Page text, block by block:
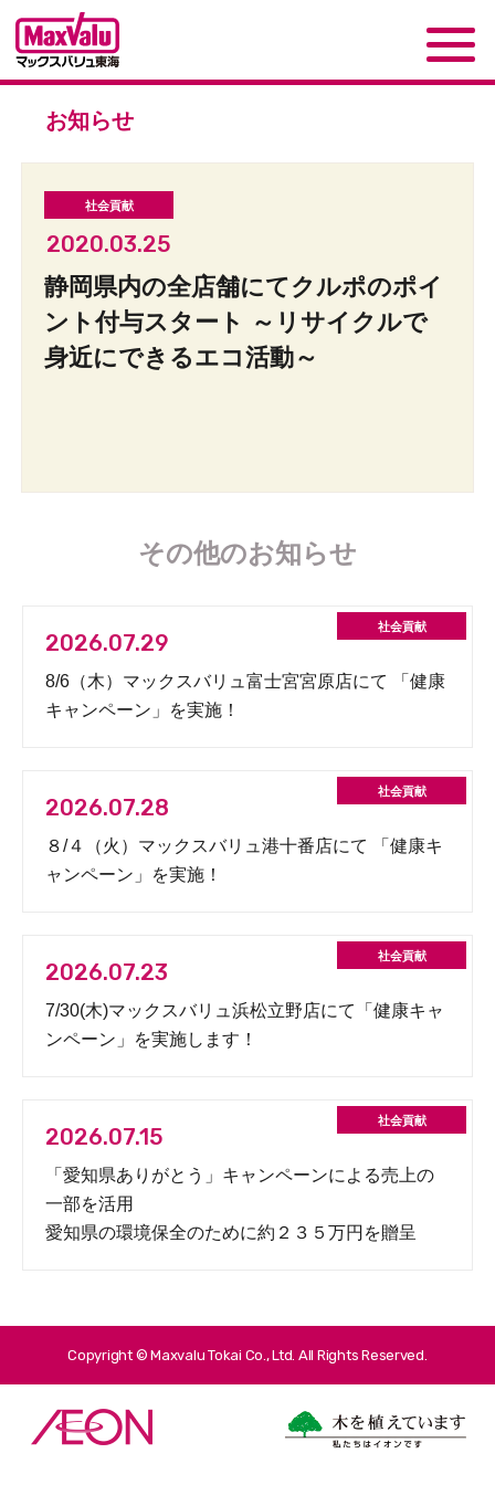
お知らせ
2020.03.25
静岡県内の全店舗にてクルポのポイ
ント付与スタート ～リサイクルで
身近にできるエコ活動～
その他のお知らせ
2026.07.29
8/6（木）マックスバリュ富士宮宮原店にて 「健康
キャンペーン」を実施！
2026.07.28
８/４（火）マックスバリュ港十番店にて 「健康キ
ャンペーン」を実施！
2026.07.23
7/30(木)マックスバリュ浜松立野店にて「健康キャ
ンペーン」を実施します！
2026.07.15
「愛知県ありがとう」キャンペーンによる売上の
一部を活用
愛知県の環境保全のために約２３５万円を贈呈
Copyright © Maxvalu Tokai Co., Ltd. All Rights Reserved.